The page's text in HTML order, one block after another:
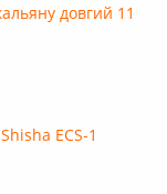
довгий 11
ECS-1